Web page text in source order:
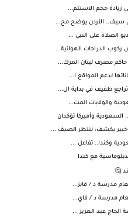
زيادة حجم الاستثم...
سيف.. الأردن يوضح مح...
الصلاة على النبي ...
مصرف لبنان المرك...
لدعم المواقع ا...
طفيف في بداية ال...
والولايات المت...
وأميركا تؤكدان
يكشف: ننتظر الصيف ...
وكندا.. تفاعل ...
مع كندا
🤔
مدرسة د / فايز...
مدرسة د / فاي...
الحاج عبد العزيز ...